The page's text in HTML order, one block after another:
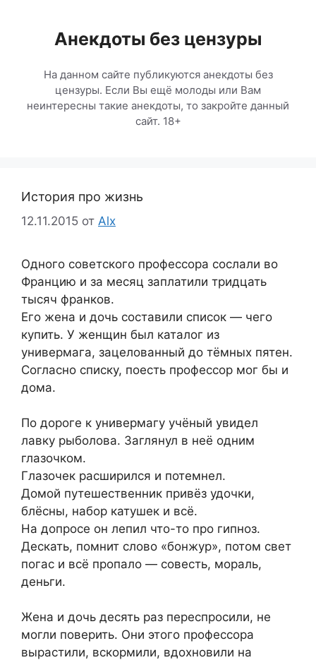
содержимомуАнекдоты без цензуры
На данном сайте публикуются анекдоты без
цензуры. Если Вы ещё молоды или Вам
неинтересны такие анекдоты, то закройте данный
сайт. 18+
История про жизнь
12.11.2015 от Alx
Одного советского профессора сослали во
Францию и за месяц заплатили тридцать
тысяч франков.
Его жена и дочь составили список — чего
купить. У женщин был каталог из
универмага, зацелованный до тёмных пятен.
Согласно списку, поесть профессор мог бы и
дома.
По дороге к универмагу учёный увидел
лавку рыболова. Заглянул в неё одним
глазочком.
Глазочек расширился и потемнел.
Домой путешественник привёз удочки,
блёсны, набор катушек и всё.
На допросе он лепил что-то про гипноз.
Дескать, помнит слово «бонжур», потом свет
погас и всё пропало — совесть, мораль,
деньги.
Жена и дочь десять раз переспросили, не
могли поверить. Они этого профессора
вырастили, вскормили, вдохновили на